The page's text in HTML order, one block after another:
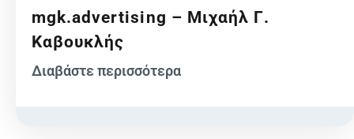
mgk.advertising – Μιχαήλ Γ.
Καβουκλής
Διαβάστε περισσότερα